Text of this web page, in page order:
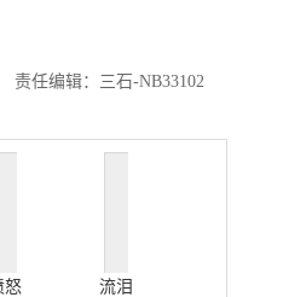
责任编辑：三石-NB33102
怒 流泪